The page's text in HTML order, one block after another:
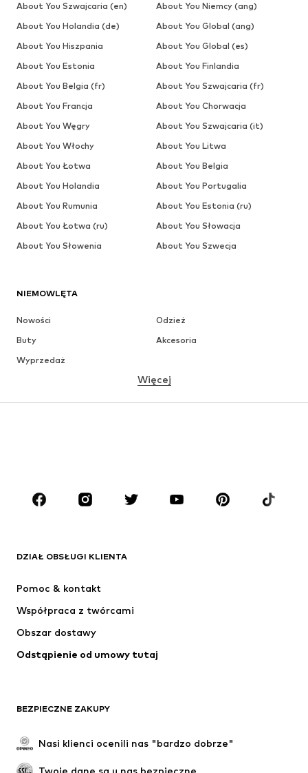
NIEMOWLĘTA
Nowości
Odzież
Buty
Akcesoria
Wyprzedaż
MARKI
Next
ADIDAS PERFORMANCE
Więcej
DZIAŁ OBSŁUGI KLIENTA
Pomoc & kontakt
Współpraca z twórcami
Obszar dostawy
Odstąpienie od umowy tutaj
BEZPIECZNE ZAKUPY
Nasi klienci ocenili nas "bardzo dobrze"
Twoje dane są u nas bezpieczne
About You Szwajcaria (en)
About You Niemcy (ang)
About You Holandia (de)
About You Global (ang)
About You Hiszpania
About You Global (es)
About You Estonia
About You Finlandia
About You Belgia (fr)
About You Szwajcaria (fr)
About You Francja
About You Chorwacja
About You Węgry
About You Szwajcaria (it)
About You Włochy
About You Litwa
About You Łotwa
About You Belgia
About You Holandia
About You Portugalia
About You Rumunia
About You Estonia (ru)
About You Łotwa (ru)
About You Słowacja
About You Słowenia
About You Szwecja